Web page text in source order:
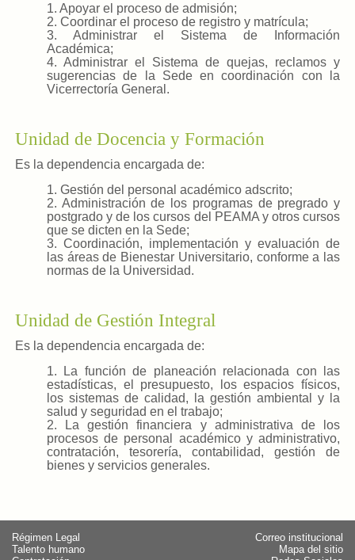
1. Apoyar el proceso de admisión;
2. Coordinar el proceso de registro y matrícula;
3. Administrar el Sistema de Información
Académica;
4. Administrar el Sistema de quejas, reclamos y
sugerencias de la Sede en coordinación con la
Vicerrectoría General.
Unidad de Docencia y Formación
Es la dependencia encargada de:
1. Gestión del personal académico adscrito;
2. Administración de los programas de pregrado y
postgrado y de los cursos del PEAMA y otros cursos
que se dicten en la Sede;
3. Coordinación, implementación y evaluación de
las áreas de Bienestar Universitario, conforme a las
normas de la Universidad.
Unidad de Gestión Integral
Es la dependencia encargada de:
1. La función de planeación relacionada con las
estadísticas, el presupuesto, los espacios físicos,
los sistemas de calidad, la gestión ambiental y la
salud y seguridad en el trabajo;
2. La gestión financiera y administrativa de los
procesos de personal académico y administrativo,
contratación, tesorería, contabilidad, gestión de
bienes y servicios generales.
Régimen Legal
Talento humano
Correo institucional
Mapa del sitio